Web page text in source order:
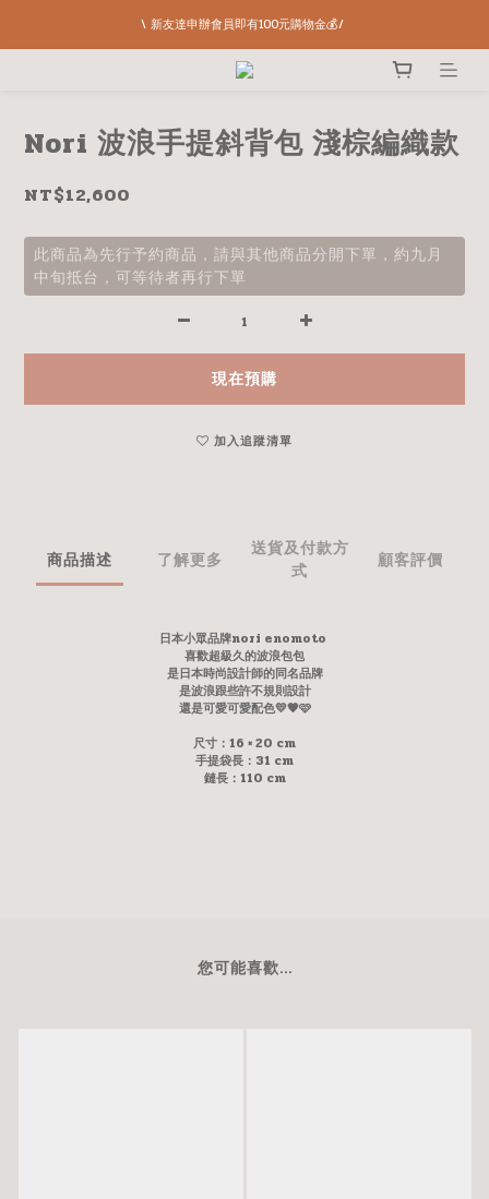
\ 新友達申辦會員即有100元購物金💰/
Nori 波浪手提斜背包 淺棕編織款
NT$12,600
此商品為先行予約商品，請與其他商品分開下單，約九月
中旬抵台，可等待者再行下單
現在預購
加入追蹤清單
商品描述 了解更多
送貨及付款方
式
顧客評價
日本小眾品牌nori enomoto
喜歡超級久的波浪包包
是日本時尚設計師的同名品牌
是波浪跟些許不規則設計
還是可愛可愛配色💛🧡🩷
尺寸：16 × 20 cm
手提袋長：31 cm
鏈長：110 cm
您可能喜歡...